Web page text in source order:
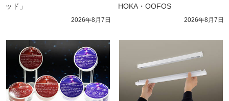
ッド」
2026年8月7日
HOKA・OOFOS
2026年8月7日